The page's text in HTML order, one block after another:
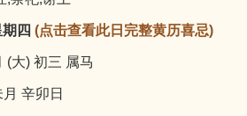
四 (点击查看此日完整黄历喜忌)
) 初三 属马
辛卯日